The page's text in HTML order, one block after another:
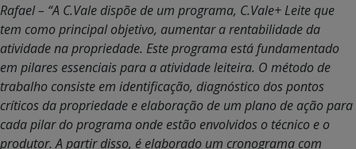
Rafael – “A C.Vale dispõe de um programa, C.Vale+ Leite que
tem como principal objetivo, aumentar a rentabilidade da
atividade na propriedade. Este programa está fundamentado
em pilares essenciais para a atividade leiteira. O método de
trabalho consiste em identificação, diagnóstico dos pontos
críticos da propriedade e elaboração de um plano de ação para
cada pilar do programa onde estão envolvidos o técnico e o
produtor. A partir disso, é elaborado um cronograma com